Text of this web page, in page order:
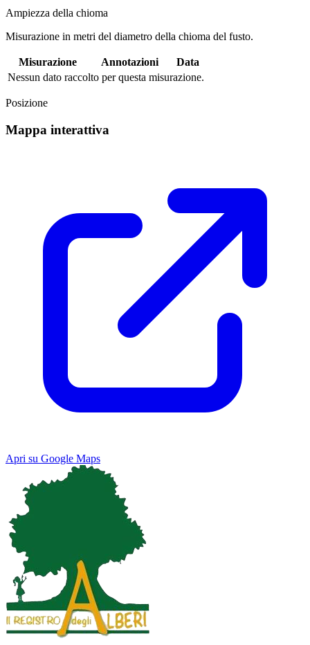
Ampiezza della chioma
Misurazione in metri del diametro della chioma del fusto.
Misurazione Annotazioni
Data
Nessun dato raccolto per questa misurazione.
Posizione
Mappa interattiva
Apri su Google Maps
Map Satellite
Keyboard shortcuts